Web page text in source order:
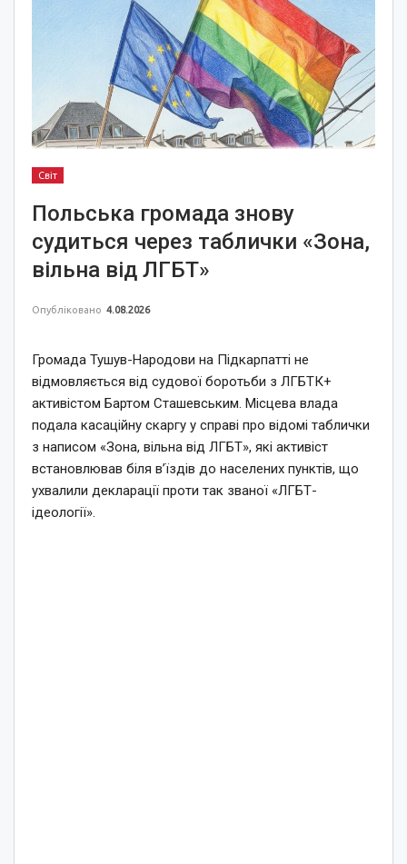
Світ
Польська громада знову
судиться через таблички «Зона,
вільна від ЛГБТ»
Опубліковано 4.08.2026
Громада Тушув-Народови на Підкарпатті не
відмовляється від судової боротьби з ЛГБТК+
активістом Бартом Сташевським. Місцева влада
подала касаційну скаргу у справі про відомі таблички
з написом «Зона, вільна від ЛГБТ», які активіст
встановлював біля в’їздів до населених пунктів, що
ухвалили декларації проти так званої «ЛГБТ-
ідеології».